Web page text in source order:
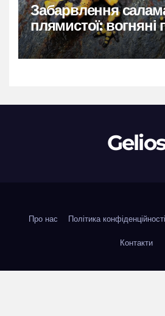
Забарвлення
плямистої:
чорному тлі
Про нас Політика конфіденційності
Контакти